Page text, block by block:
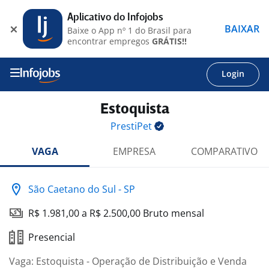
Login
Estoquista
PrestiPet
VAGA
EMPRESA COMPARATIVO
São Caetano do Sul - SP
R$ 1.981,00 a R$ 2.500,00 Bruto mensal
Presencial
Vaga: Estoquista - Operação de Distribuição e Venda
Aplicativo do Infojobs
Baixe o App nº 1 do Brasil para
encontrar empregos GRÁTIS!!
BAIXAR